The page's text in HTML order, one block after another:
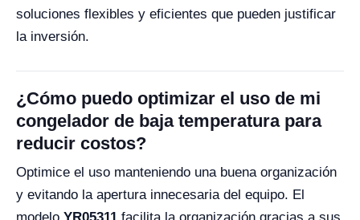
soluciones flexibles y eficientes que pueden justificar
la inversión.
¿Cómo puedo optimizar el uso de mi
congelador de baja temperatura para
reducir costos?
Optimice el uso manteniendo una buena organización
y evitando la apertura innecesaria del equipo. El